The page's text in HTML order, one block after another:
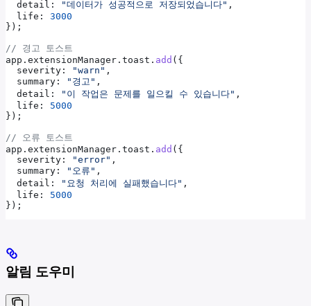
  detail:
"데이터가 성공적으로 저장되었습니다" ,
  life:
3000
});
// 경고 토스트
app . extensionManager . toast . add ({
  severity:
"warn" ,
  summary:
"경고" ,
  detail:
"이 작업은 문제를 일으킬 수 있습니다" ,
  life:
5000
});
// 오류 토스트
app . extensionManager . toast . add ({
  severity:
"error" ,
  summary:
"오류" ,
  detail:
"요청 처리에 실패했습니다" ,
  life:
5000
});
알림 도우미